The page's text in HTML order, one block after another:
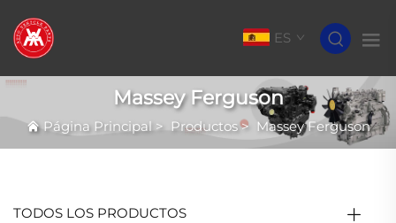
ES
Massey Ferguson
Página Principal> Productos> Massey Ferguson
TODOS LOS PRODUCTOS